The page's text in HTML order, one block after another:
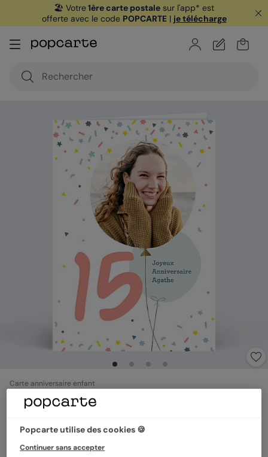
🏖️ Votre1ère carte postale sur l'app* est
offerte avec le code POPCARTE| je télécharge
Carte anniversaire enfant
Ballons 15 ans
Format
Popcarte utilise des cookies 🍪
Continuer sans accepter